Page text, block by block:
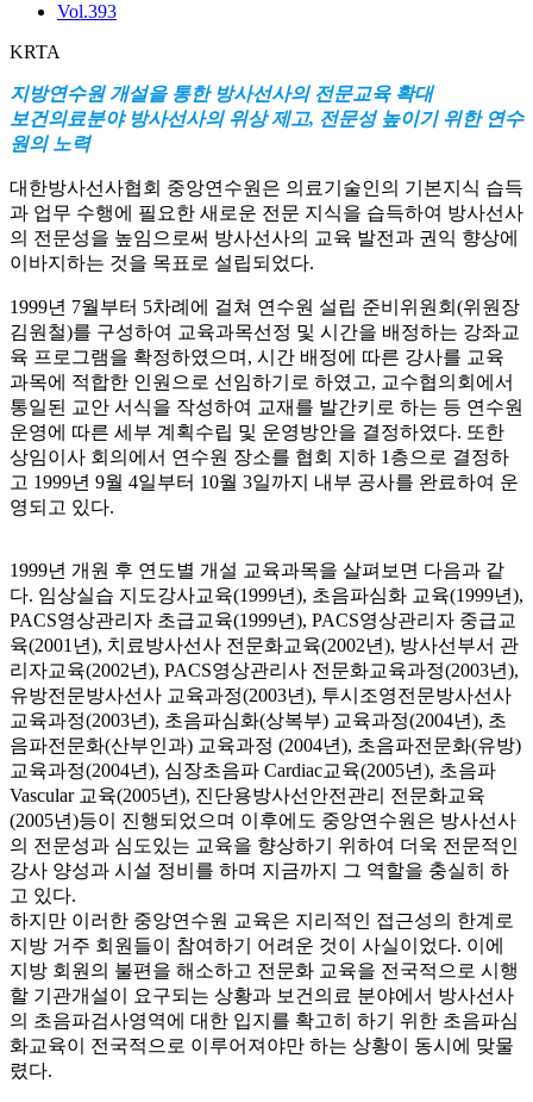
Vol.393
KRTA
지방연수원 개설을 통한 방사선사의 전문교육 확대
보건의료분야 방사선사의 위상 제고, 전문성 높이기 위한 연수
원의 노력
대한방사선사협회 중앙연수원은 의료기술인의 기본지식 습득
과 업무 수행에 필요한 새로운 전문 지식을 습득하여 방사선사
의 전문성을 높임으로써 방사선사의 교육 발전과 권익 향상에
이바지하는 것을 목표로 설립되었다.
1999년 7월부터 5차례에 걸쳐 연수원 설립 준비위원회(위원장
김원철)를 구성하여 교육과목선정 및 시간을 배정하는 강좌교
육 프로그램을 확정하였으며, 시간 배정에 따른 강사를 교육
과목에 적합한 인원으로 선임하기로 하였고, 교수협의회에서
통일된 교안 서식을 작성하여 교재를 발간키로 하는 등 연수원
운영에 따른 세부 계획수립 및 운영방안을 결정하였다. 또한
상임이사 회의에서 연수원 장소를 협회 지하 1층으로 결정하
고 1999년 9월 4일부터 10월 3일까지 내부 공사를 완료하여 운
영되고 있다.
1999년 개원 후 연도별 개설 교육과목을 살펴보면 다음과 같
다. 임상실습 지도강사교육(1999년), 초음파심화 교육(1999년),
PACS영상관리자 초급교육(1999년), PACS영상관리자 중급교
육(2001년), 치료방사선사 전문화교육(2002년), 방사선부서 관
리자교육(2002년), PACS영상관리사 전문화교육과정(2003년),
유방전문방사선사 교육과정(2003년), 투시조영전문방사선사
교육과정(2003년), 초음파심화(상복부) 교육과정(2004년), 초
음파전문화(산부인과) 교육과정 (2004년), 초음파전문화(유방)
교육과정(2004년), 심장초음파 Cardiac교육(2005년), 초음파
Vascular 교육(2005년), 진단용방사선안전관리 전문화교육
(2005년)등이 진행되었으며 이후에도 중앙연수원은 방사선사
의 전문성과 심도있는 교육을 향상하기 위하여 더욱 전문적인
강사 양성과 시설 정비를 하며 지금까지 그 역할을 충실히 하
고 있다.
하지만 이러한 중앙연수원 교육은 지리적인 접근성의 한계로
지방 거주 회원들이 참여하기 어려운 것이 사실이었다. 이에
지방 회원의 불편을 해소하고 전문화 교육을 전국적으로 시행
할 기관개설이 요구되는 상황과 보건의료 분야에서 방사선사
의 초음파검사영역에 대한 입지를 확고히 하기 위한 초음파심
화교육이 전국적으로 이루어져야만 하는 상황이 동시에 맞물
렸다.